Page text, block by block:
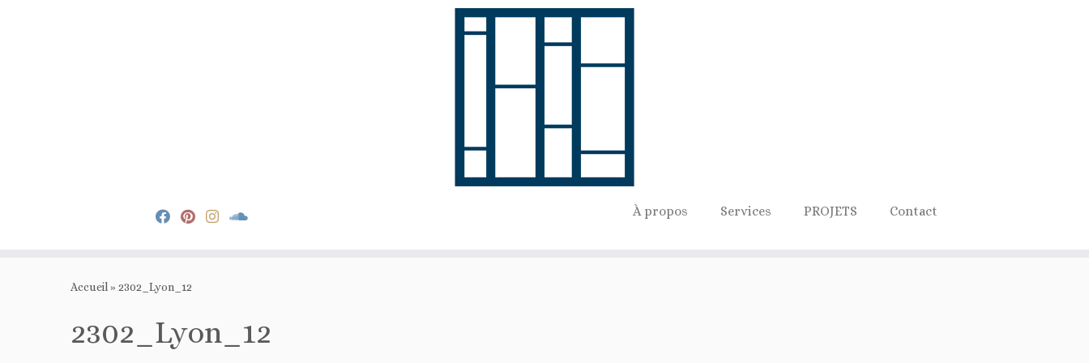
À propos Services PROJETS Contact
Accueil » 2302_Lyon_12
2302_Lyon_12